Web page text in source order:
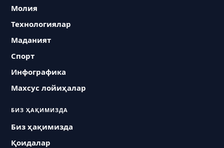
Молия
Технологиялар
Маданият
Спорт
Инфографика
Махсус лойиҳалар
БИЗ ҲАҚИМИЗДА
Биз ҳақимизда
Қоидалар